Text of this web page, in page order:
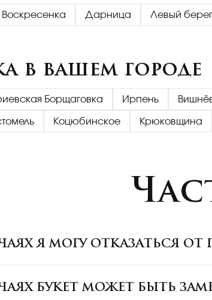
Воскресенка Дарница Левый берег
в вашем городе
Борщаговка Ирпень
Коцюбинское Крюковщина
Я МОГУ ОТКАЗАТЬСЯ
БУКЕТ МОЖЕТ БЫТЬ